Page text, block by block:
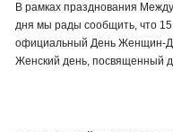
В рамках празднования
дня мы рады сообщить, что
официальный День Женщин-
Женский день, посвященный